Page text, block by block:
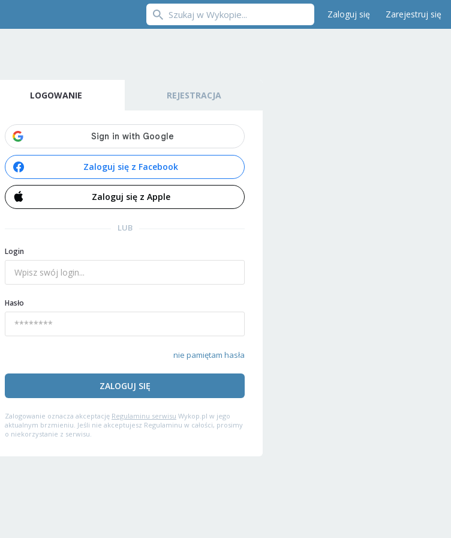
Zaloguj się Zarejestruj się
LOGOWANIE REJESTRACJA
Zaloguj się z Facebook
Zaloguj się z Apple
LUB
Login
Hasło
nie pamiętam hasła
ZALOGUJ SIĘ
Zalogowanie oznacza akceptację Regulaminu serwisu Wykop.pl w jego
aktualnym brzmieniu. Jeśli nie akceptujesz Regulaminu w całości, prosimy
o niekorzystanie z serwisu.